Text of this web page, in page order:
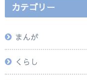
カテゴリー
まんが
くらし